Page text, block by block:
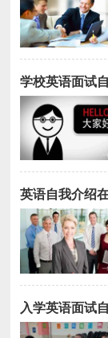
学校英语面试
英语自我介绍
入学英语面试